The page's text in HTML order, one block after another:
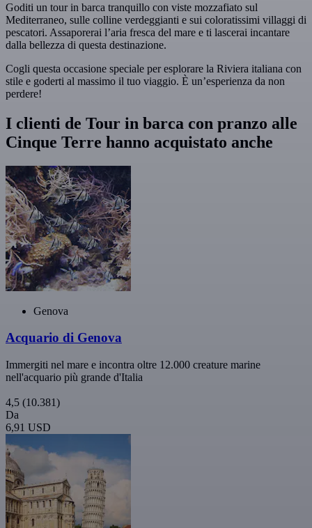
Goditi un tour in barca tranquillo con viste mozzafiato sul
Mediterraneo, sulle colline verdeggianti e sui coloratissimi villaggi di
pescatori. Assaporerai l’aria fresca del mare e ti lascerai incantare
dalla bellezza di questa destinazione.
Cogli questa occasione speciale per esplorare la Riviera italiana con
stile e goderti al massimo il tuo viaggio. È un’esperienza da non
perdere!
I clienti de Tour in barca con pranzo alle
Cinque Terre hanno acquistato anche
Genova
Acquario di Genova
Immergiti nel mare e incontra oltre 12.000 creature marine
nell'acquario più grande d'Italia
4,5 (10.381)
Da
6,91 USD